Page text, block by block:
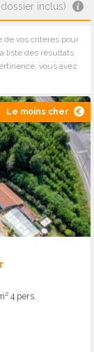
inclus)
de vos critères pour
liste des résultats
vous avez
Le moins cher
4 pers.